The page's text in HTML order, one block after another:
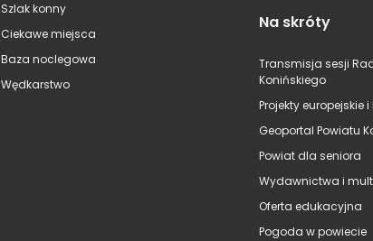
Szlak konny
Ciekawe miejsca
Baza noclegowa
Wędkarstwo
Na skróty
Transmisja sesji
Konińskiego
Projekty europejskie
Geoportal Powiatu
Powiat dla seniora
Wydawnictwa i
Oferta edukacyjna
Pogoda w powiecie